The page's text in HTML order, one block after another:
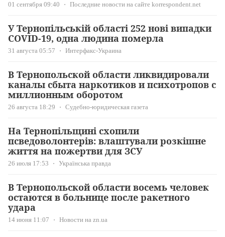
01 сентября 09:40 Последние новости на сайте korrespondent.net
У Тернопільській області 252 нові випадки
COVID-19, одна людина померла
31 августа 05:57 Интерфакс-Украина
В Тернопольской области ликвидировали
каналы сбыта наркотиков и психотропов с
миллионным оборотом
26 августа 18:29 Судебно-юридическая газета
На Тернопільщині схопили
псведоволонтерів: влаштували розкішне
життя на пожертви для ЗСУ
26 июля 17:53 Українська правда
В Тернопольской области восемь человек
остаются в больнице после ракетного
удара
14 июня 11:07 Новости на zn.ua